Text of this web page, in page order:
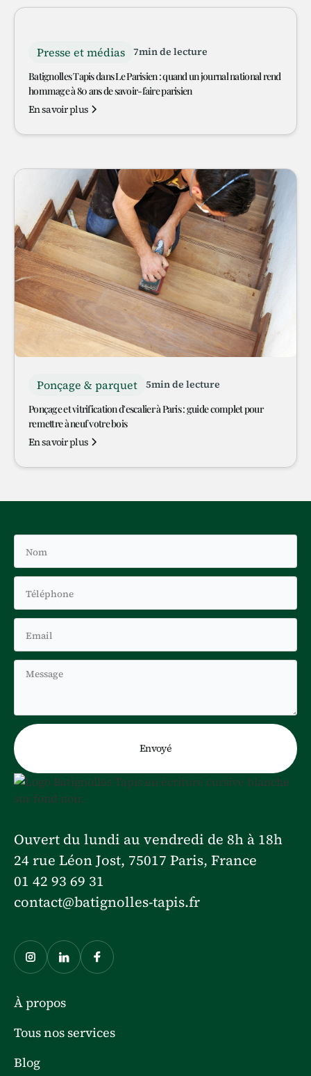
Presse et médias 7min de lecture
Batignolles Tapis dans Le Parisien : quand un journal national rend
hommage à 80 ans de savoir-faire parisien
En savoir plus
Ponçage & parquet 5min de lecture
Ponçage et vitrification d'escalier à Paris : guide complet pour
remettre à neuf votre bois
En savoir plus
Ouvert du lundi au vendredi de 8h à 18h
24 rue Léon Jost, 75017 Paris, France
01 42 93 69 31
contact@batignolles-tapis.fr
À propos
Tous nos services
Blog